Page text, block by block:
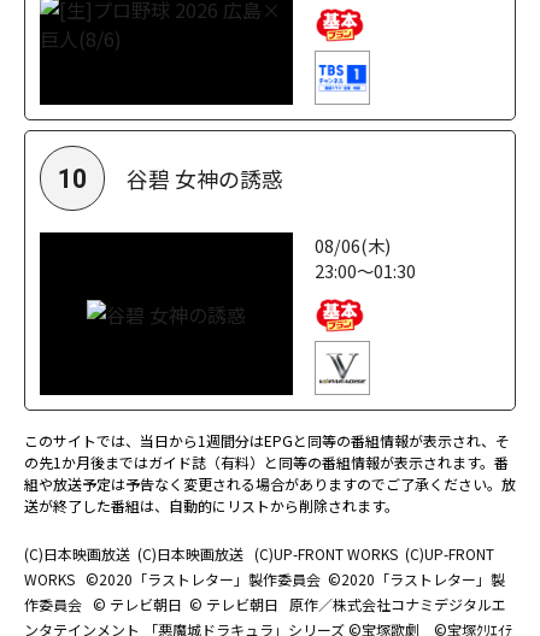
10 谷碧 女神の誘惑
08/06(木)
23:00～01:30
このサイトでは、当日から1週間分はEPGと同等の番組情報が表示され、そ
の先1か月後まではガイド誌（有料）と同等の番組情報が表示されます。番
組や放送予定は予告なく変更される場合がありますのでご了承ください。放
送が終了した番組は、自動的にリストから削除されます。
(C)日本映画放送 (C)日本映画放送 (C)UP-FRONT WORKS (C)UP-FRONT
WORKS ©2020「ラストレター」製作委員会 ©2020「ラストレター」製
作委員会 © テレビ朝日 © テレビ朝日 原作／株式会社コナミデジタルエ
ンタテインメント 「悪魔城ドラキュラ」シリーズ ©宝塚歌劇 ©宝塚ｸﾘｴｲﾃ